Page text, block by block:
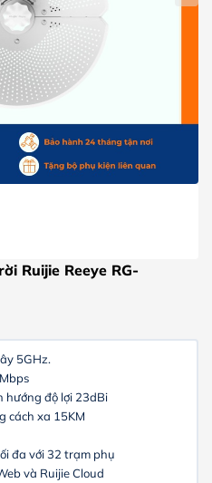
Ruijie Reeye RG-
5GHz.
hướng độ lợi 23dBi
cách xa 15KM
đa với 32 trạm phụ
và Ruijie Cloud